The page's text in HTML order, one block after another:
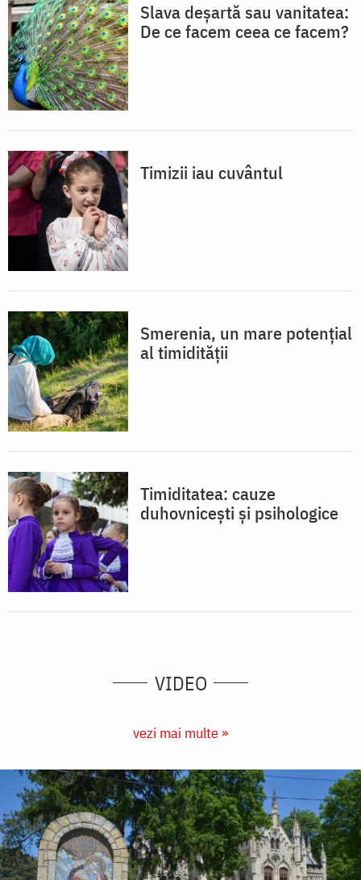
Slava deșartă sau vanitatea:
De ce facem ceea ce facem?
Timizii iau cuvântul
Smerenia, un mare potențial
al timidității
Timiditatea: cauze
duhovnicești și psihologice
VIDEO
vezi mai multe »